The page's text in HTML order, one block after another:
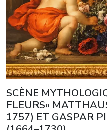
SCÈNE
FLEURS»
1757) ET GASPAR